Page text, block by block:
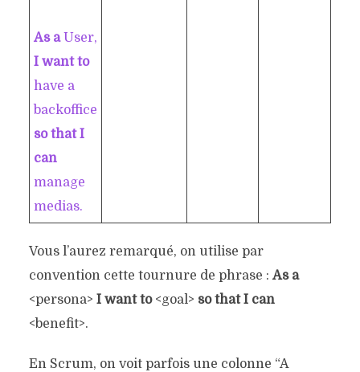
As aUser,
I want to
have a
backoffice
so that I
can
manage
medias.
Vous l’aurez remarqué, on utilise par
convention cette tournure de phrase : As a
<persona> I want to<goal> so that I can
<benefit>.
En Scrum, on voit parfois une colonne “A